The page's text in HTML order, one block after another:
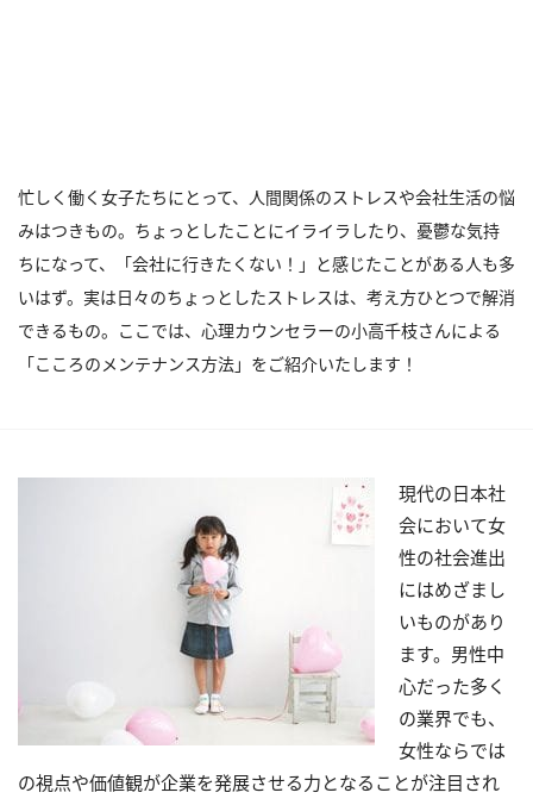
忙しく働く女子たちにとって、人間関係のストレスや会社生活の悩
みはつきもの。ちょっとしたことにイライラしたり、憂鬱な気持
ちになって、「会社に行きたくない！」と感じたことがある人も多
いはず。実は日々のちょっとしたストレスは、考え方ひとつで解消
できるもの。ここでは、心理カウンセラーの小高千枝さんによる
「こころのメンテナンス方法」をご紹介いたします！
現代の日本社
会において女
性の社会進出
にはめざまし
いものがあり
ます。男性中
心だった多く
の業界でも、
女性ならでは
の視点や価値観が企業を発展させる力となることが注目され